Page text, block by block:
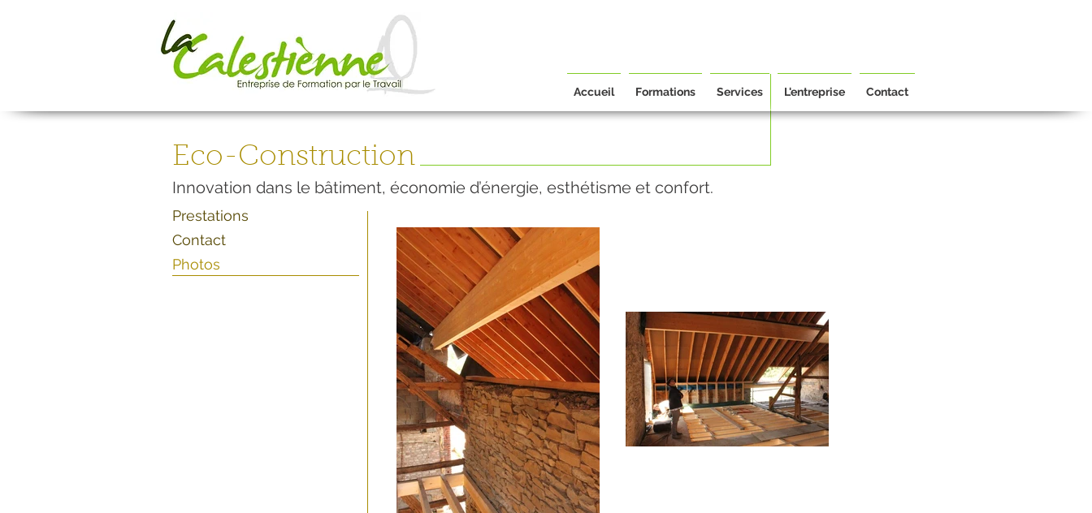
Accueil Formations Services L'entreprise Contact
Eco-Construction
Innovation dans le bâtiment, économie d’énergie, esthétisme et confort.
Prestations
Contact
Photos